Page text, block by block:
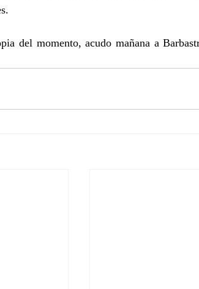
del momento, acudo mañana a